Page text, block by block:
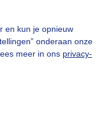
en kun je opnieuw
onderaan onze
meer in ons privacy-